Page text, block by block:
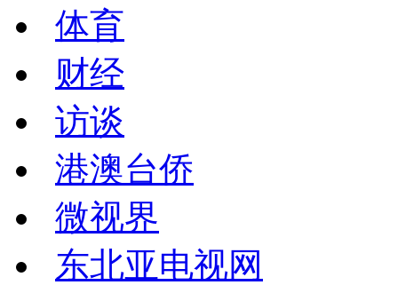
体育
财经
访谈
港澳台侨
微视界
东北亚电视网